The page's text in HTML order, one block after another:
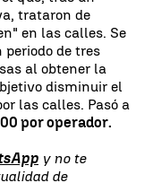
trataron de
en las calles. Se
de tres
al obtener la
disminuir el
las calles. Pasó a
por operador.
y no te
de